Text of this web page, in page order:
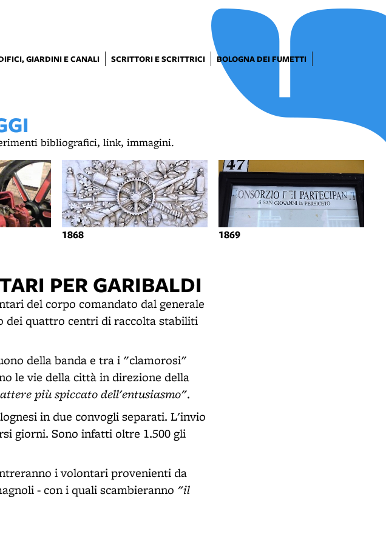
GIARDINI E CANALI SCRITTORI E SCRITTRICI
BOLOGNA DEI FUMETTI
bibliografici, link, immagini.
1868 1869
PER GARIBALDI
del corpo comandato dal generale
dei quattro centri di raccolta stabiliti
della banda e tra i "clamorosi"
le vie della città in direzione della
più spiccato dell'entusiasmo".
in due convogli separati. L'invio
giorni. Sono infatti oltre 1.500 gli
i volontari provenienti da
- con i quali scambieranno "il